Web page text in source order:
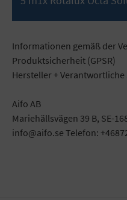
Informationen gemäß der
Produktsicherheit (GPSR)
Hersteller + Verantwortliche
Aifo AB
Mariehällsvägen 39 B, SE-
info@aifo.se Telefon: